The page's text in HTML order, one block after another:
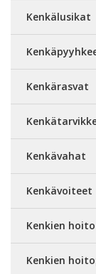
Kenkälusikat
Kenkärasvat
Kenkävahat
Kenkävoiteet
Kenkien hoito
Kenkien